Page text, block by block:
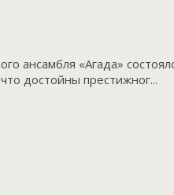
ансамбля «Агада»
достойны престижног...